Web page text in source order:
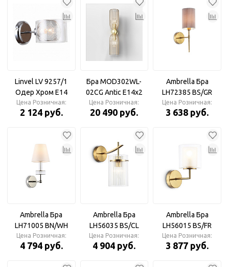
Linvel LV 9257/1
Одер Хром Е14
40W Бра
Цена Розничная:
2 124 руб.
Бра MOD302WL-
02CG Antic E14х2
Maytoni
Цена Розничная:
20 490 руб.
Ambrella Бра
LH72385 BS/GR
латунь/серый E14
max 40W
Цена Розничная:
3 638 руб.
Ambrella Бра
LH71005 BN/WH
никель/белый E14
max 40W
Цена Розничная:
4 794 руб.
Ambrella Бра
LH56035 BS/CL
латунь/прозрачный
E14 max 40W
Цена Розничная:
4 904 руб.
Ambrella Бра
LH56015 BS/FR
латунь/белый
матовый E14 max
Цена Розничная:
3 877 руб.